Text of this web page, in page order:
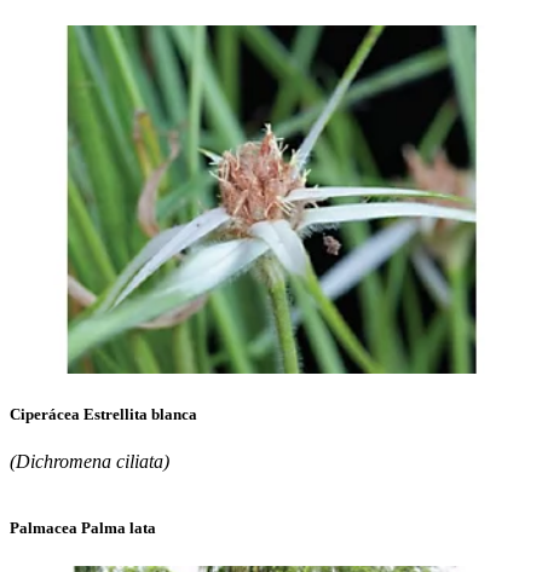
Ciperácea Estrellita blanca
(Dichromena ciliata)
Palmacea Palma lata